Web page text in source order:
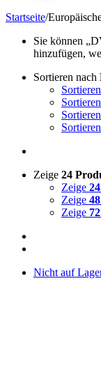
Startseite/
Sie können
hinzufügen,
Sortieren nach
Zeige 24
Zeige
Zeige
Zeige
Nicht auf